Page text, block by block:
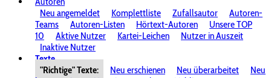
Neu angemeldet
Komplettliste Zufallsautor
Autoren-
Teams
Autoren-Listen Hörtext-Autoren
Unsere TOP
10
Aktive Nutzer Kartei-Leichen
Nutzer in Auszeit
Inaktive Nutzer
Texte
"Richtige" Texte:
Neu erschienen Neu überarbeitet
Neu